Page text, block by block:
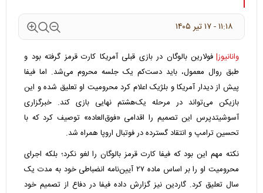
۱۱:۱۸ - ۱۷ تير ۱۴۰۵
وانانیوز| فولارین بالوگان در بازی قبلی آمریکا کارت قرمز گرفته بود و
طبق روال معمول، باید دست‌کم یک جلسه محروم می‌شد. اما فیفا
پیش از دیدار آمریکا و بلژیک اعلام کرد محرومیت او تعلیق شده و این
بازیکن می‌تواند در مرحله یک‌هشتم نهایی بازی کند. خبرگزاری
آسوشیتدپرس این تصمیم را اقدامی «فوق‌العاده» توصیف کرد که با
تحسین ترامپ و انتقاد گسترده در فوتبال اروپا همراه شد.
نکته مهم این بود که فیفا کارت قرمز بالوگان را لغو نکرد؛ بلکه اجرای
محرومیت او را بر اساس ماده ۲۷ آیین‌نامه انضباطی خود به مدت یک
سال تعلیق کرد. گاردین نیز گزارش داده فیفا در دفاع از تصمیم خود